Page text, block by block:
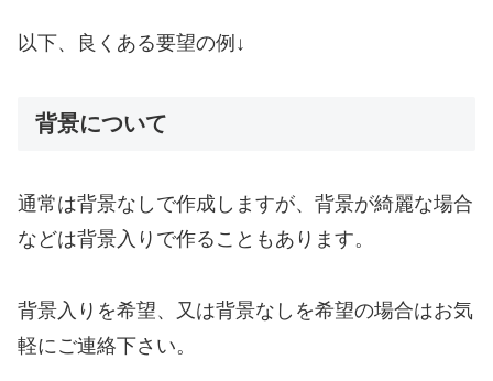
以下、良くある要望の例↓
背景について
通常は背景なしで作成しますが、背景が綺麗な場合
などは背景入りで作ることもあります。
背景入りを希望、又は背景なしを希望の場合はお気
軽にご連絡下さい。